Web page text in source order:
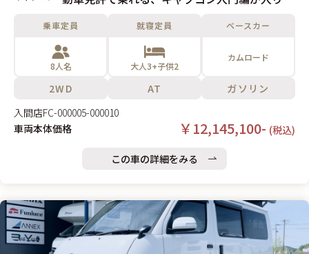
乗車定員
8人名
就寝定員
大人3+子供2
ベースカー
カムロード
2WD AT
ガソリン
入間店FC-000005-000010
車両本体価格
￥12,145,100- (税込)
この車の詳細をみる